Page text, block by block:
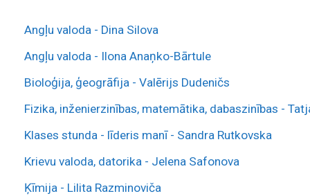
Angļu valoda - Dina Silova
Angļu valoda - Ilona Anaņko-Bārtule
Bioloģija, ģeogrāfija - Valērijs Dudeničs
Fizika, inženierzinības, matemātika, dabaszinības -
Klases stunda - līderis manī - Sandra Rutkovska
Krievu valoda, datorika - Jelena Safonova
Ķīmija - Lilita Razminoviča